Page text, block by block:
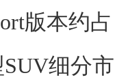
版本约占
SUV细分市